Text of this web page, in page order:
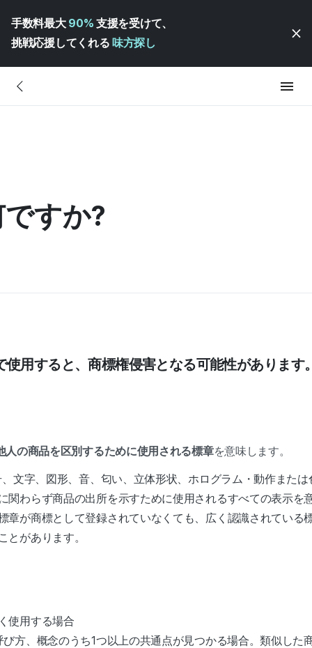
手数料最大 90% 支援を受けて、
挑戦応援してくれる 味方探し
すか?
使用すると、商標権侵害となる可能性があります
人の商品を区別するために使用される標章を意味します。
、文字、図形、音、匂い、立体形状、ホログラム・動作また
関わらず商品の出所を示すために使用されるすべての表示を
章が商標として登録されていなくても、広く認識されている
とがあります。
使用する場合
方、概念のうち1つ以上の共通点が見つかる場合。類似した